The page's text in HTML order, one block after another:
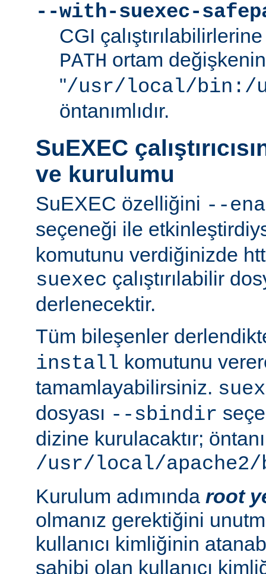
--with-suexec-
CGI
PATH ortam
"/usr/local/bin:/
öntanımlıdır.
SuEXEC
ve kurulumu
SuEXEC özelliğini --
seçeneği ile
komutunu verdiğinizde
suexec çalıştırılabilir
derlenecektir.
Tüm bileşenler
install komutunu
tamamlayabilirsiniz.
dosyası --sbindir
dizine kurulacaktır;
/usr/local/
Kurulum adımında root
olmanız gerektiğini
kullanıcı kimliğinin
sahibi olan kullanıcı